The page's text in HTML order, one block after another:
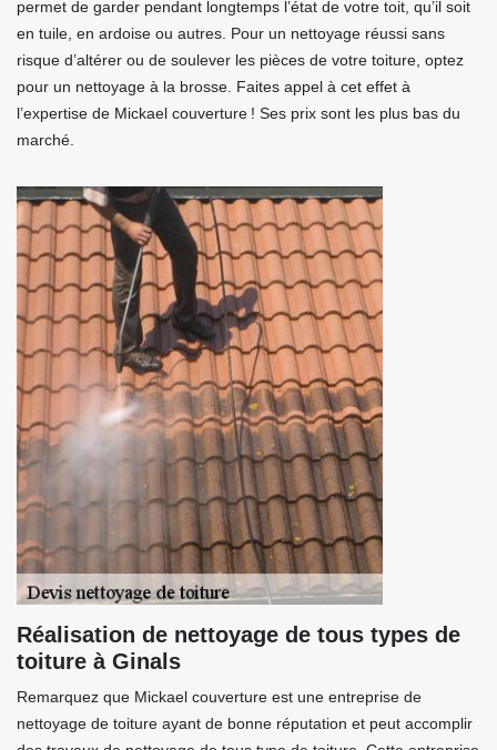
permet de garder pendant longtemps l’état de votre toit, qu’il soit
en tuile, en ardoise ou autres. Pour un nettoyage réussi sans
risque d’altérer ou de soulever les pièces de votre toiture, optez
pour un nettoyage à la brosse. Faites appel à cet effet à
l’expertise de Mickael couverture ! Ses prix sont les plus bas du
marché.
Réalisation de nettoyage de tous types de
toiture à Ginals
Remarquez que Mickael couverture est une entreprise de
nettoyage de toiture ayant de bonne réputation et peut accomplir